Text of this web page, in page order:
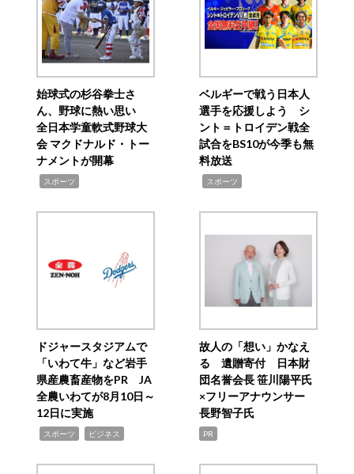
始球式の杉谷拳士さ
ん、野球に熱い思い
全日本学童軟式野球大
会 マクドナルド・トー
ナメントが開幕
スポーツ
ベルギーで戦う日本人
選手を応援しよう シ
ント＝トロイデン戦全
試合をBS10が今季も無
料放送
スポーツ
ドジャースタジアムで
「いわて牛」など岩手
県産農畜産物をPR JA
全農いわてが8月10日～
12日に実施
スポーツ ビジネス
故人の「想い」かなえ
る 遺贈寄付 日本財
団名誉会長 笹川陽平氏
×フリーアナウンサー
長野智子氏
PR